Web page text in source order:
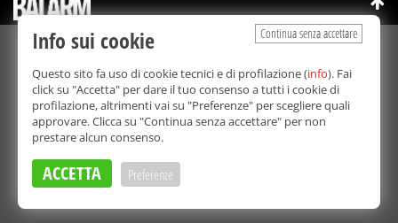
©Copyright 2003-2026
Bmedia Srl
- P.IVA 07064240828
La riproduzione totale o parziale di tutti i contenuti, in qualunque
forma, su qualsiasi supporto è proibita.
Balarm.it è una testata giornalistica registrata. Autorizzazione del
Tribunale di Palermo n° 32 del 21/10/2003
Direttore responsabile:
Continua senza accettare
Info sui cookie
Questo sito fa uso di cookie tecnici e di profilazione (info). Fai
click su "Accetta" per dare il tuo consenso a tutti i cookie di
profilazione, altrimenti vai su "Preferenze" per scegliere quali
approvare. Clicca su "Continua senza accettare" per non
prestare alcun consenso.
ACCETTA Preferenze